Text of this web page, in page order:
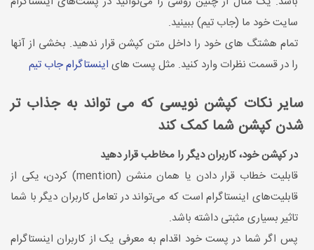
سایت خود ما (جاب تیم) ببینید.
تمام هشتگ های خود را داخل متن کپشن قرار ندهید. بخشی از آنها
را در قسمت نظرات وارد کنید. مثل پست های اینستاگرام جاب تیم
سایر نکات کپشن نویسی که می تواند به جذاب تر
شدن کپشن شما کمک کند
در کپشن خود، کاربران دیگر را مخاطب قرار دهید
قابلیت خطاب قرار دادن یا همان منشن (mention) کردن، یکی از
قابلیت‌های اینستاگرام است که می‌تواند در تعامل کاربران دیگر با شما
تاثیر بسیاری مثبتی داشته باشد.
پس اگر شما در پست خود اقدام به معرفی یک از کاربران اینستاگرام